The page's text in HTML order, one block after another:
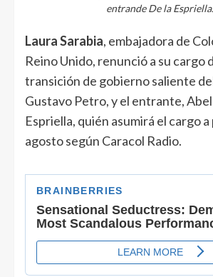
entrande De la Espriella.
Laura Sarabia, embajadora de
Reino Unido, renunció a su cargo
transición de gobierno saliente
Gustavo Petro, y el entrante,
Espriella, quién asumirá el cargo
agosto según Caracol Radio.